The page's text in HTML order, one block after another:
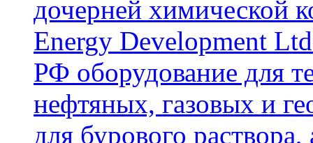
дочерней химической
Energy Development
РФ оборудование для
нефтяных, газовых и
для бурового